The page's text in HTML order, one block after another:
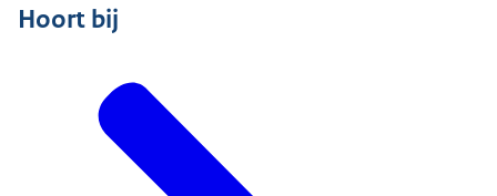
Hoort bij